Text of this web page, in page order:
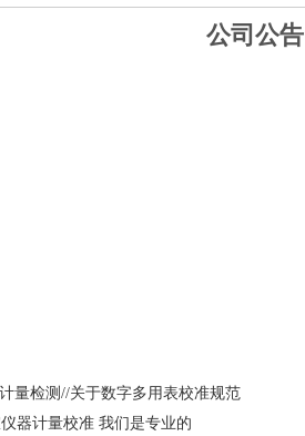
公司公告
量检测//关于数字多用表校准规范
器计量校准 我们是专业的